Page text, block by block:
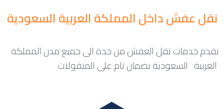
نقل عفش داخل المملكة العربية السعودية
نقدم خدمات نقل العفش من جدة الى جميع مدن المملكة